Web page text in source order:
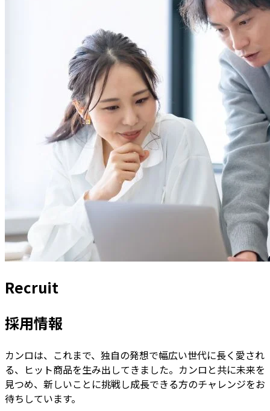
Recruit
採用情報
カンロは、これまで、独自の発想で幅広い世代に長く愛され
る、ヒット商品を生み出してきました。カンロと共に未来を
見つめ、新しいことに挑戦し成長できる方のチャレンジをお
待ちしています。